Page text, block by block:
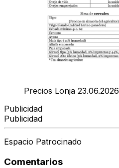
Precios Lonja 23.06.2026
Publicidad
Publicidad
Espacio Patrocinado
Comentarios